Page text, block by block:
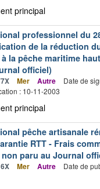
principal
professionnel du
de la réduction
à la pêche maritime
officiel)
Mer Autre
Date de
: 10-11-2003
principal
pêche artisanale
RTT - Frais
non paru au Journal
Mer Autre
Date de